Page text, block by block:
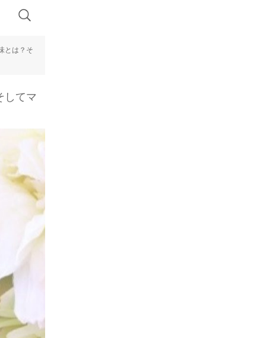
とは？そ
してマ